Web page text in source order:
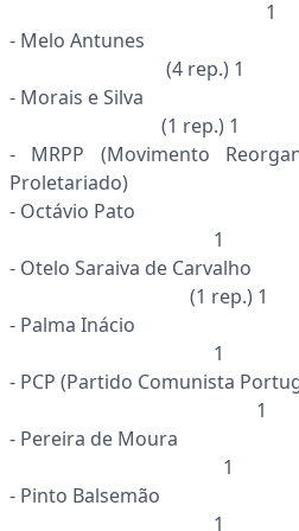
1
- Melo
(4 rep.) 1
- Morais
(1 rep.) 1
- MRPP (Movimento
-
1
- Otelo Saraiva
(1 rep.) 1
- Palma
1
- PCP (Partido
1
- Pereira
1
- Pinto
1